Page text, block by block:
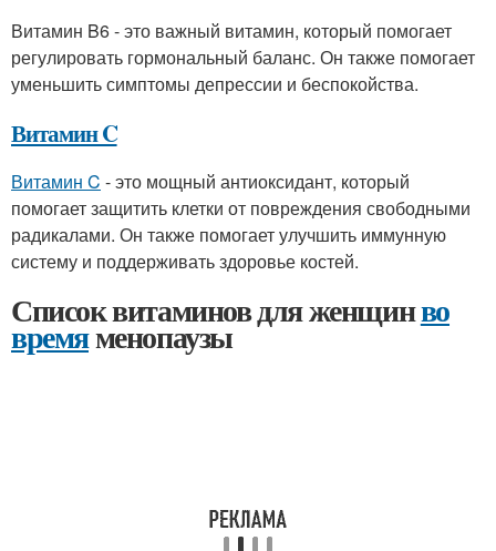
Витамин B6 - это важный витамин, который помогает
регулировать гормональный баланс. Он также помогает
уменьшить симптомы депрессии и беспокойства.
Витамин C
Витамин C - это мощный антиоксидант, который
помогает защитить клетки от повреждения свободными
радикалами. Он также помогает улучшить иммунную
систему и поддерживать здоровье костей.
Список витаминов для женщинво
времяменопаузы